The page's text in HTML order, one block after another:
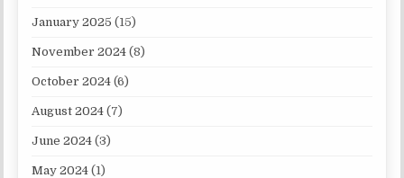
January 2025 (15)
November 2024 (8)
October 2024 (6)
August 2024 (7)
June 2024 (3)
May 2024 (1)